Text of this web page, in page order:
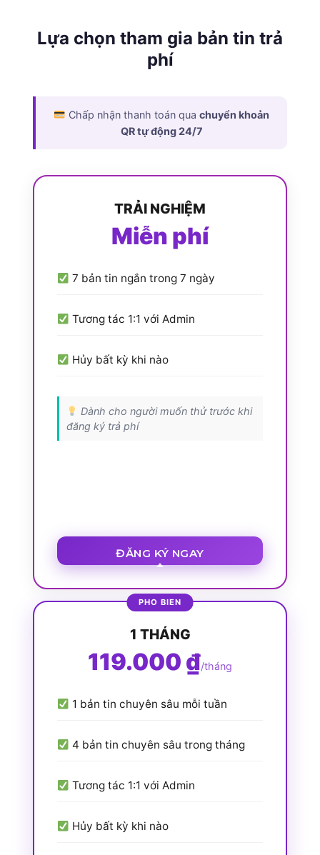
Lựa chọn tham gia bản tin trả
phí
Chấp nhận thanh toán qua chuyển khoản
QR tự động 24/7
TRẢI NGHIỆM
Miễn phí
7 bản tin ngắn trong 7 ngày
Tương tác 1:1 với Admin
Hủy bất kỳ khi nào
Dành cho người muốn thử trước khi
đăng ký trả phí
ĐĂNG KÝ NGAY
1 THÁNG
119.000 ₫/tháng
1 bản tin chuyên sâu mỗi tuần
4 bản tin chuyên sâu trong tháng
Tương tác 1:1 với Admin
Hủy bất kỳ khi nào